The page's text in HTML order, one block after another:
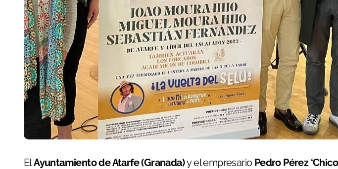
ElAyuntamiento de Atarfe (Granada)y el empresario Pedro Pérez